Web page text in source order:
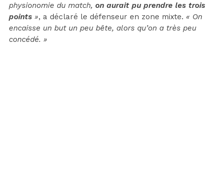
physionomie du match, on aurait pu prendre les trois
points », a déclaré le défenseur en zone mixte. « On
encaisse un but un peu bête, alors qu’on a très peu
concédé. »